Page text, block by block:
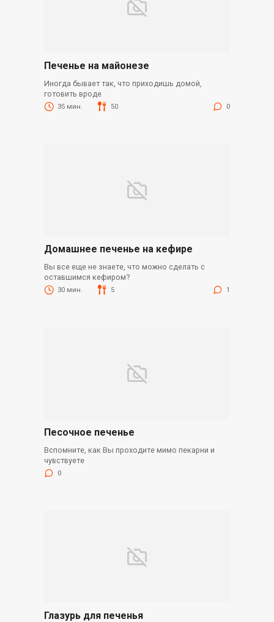
Печенье на майонезе
Иногда бывает так, что приходишь домой,
готовить вроде
35 мин. 50 0
Домашнее печенье на кефире
Вы все еще не знаете, что можно сделать с
оставшимся кефиром?
30 мин. 5 1
Песочное печенье
Вспомните, как Вы проходите мимо пекарни и
чувствуете
0
Глазурь для печенья